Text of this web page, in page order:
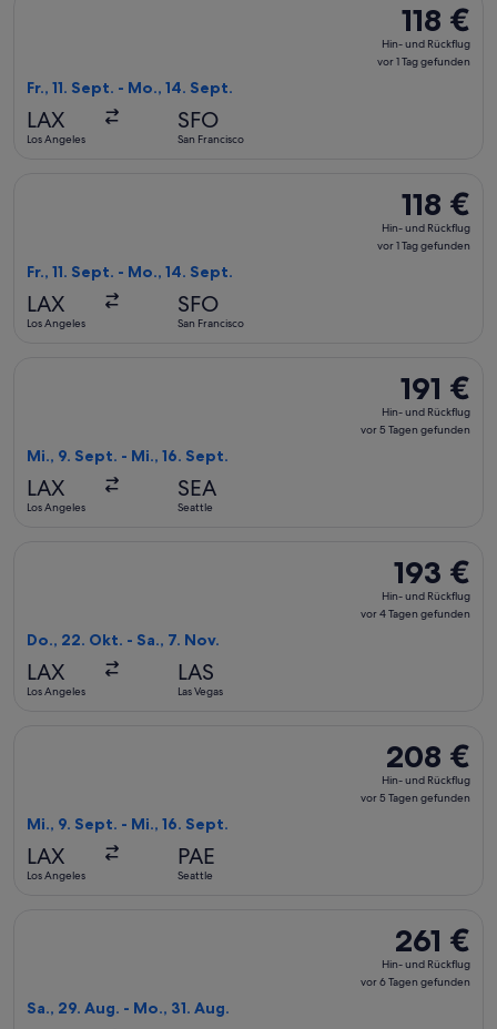
118 €
Hin-
und
118 €
Hin- und Rückflug
vor 1 Tag gefunden
Fr., 11. Sept. - Mo., 14. Sept.
LAX
Los Angeles
SFO
San Francisco
118 €
Hin-
und
118 €
Hin- und Rückflug
vor 1 Tag gefunden
Fr., 11. Sept. - Mo., 14. Sept.
LAX
Los Angeles
SFO
San Francisco
191 €
Hin-
und
191 €
Hin- und Rückflug
vor 5 Tagen gefunden
Mi., 9. Sept. - Mi., 16. Sept.
LAX
Los Angeles
SEA
Seattle
193 €
Hin-
und
193 €
Hin- und Rückflug
vor 4 Tagen gefunden
Do., 22. Okt. - Sa., 7. Nov.
LAX
Los Angeles
LAS
Las Vegas
208 €
Hin-
und
208 €
Hin- und Rückflug
vor 5 Tagen gefunden
Mi., 9. Sept. - Mi., 16. Sept.
LAX
Los Angeles
PAE
Seattle
261 €
Hin-
und
261 €
Hin- und Rückflug
vor 6 Tagen gefunden
Sa., 29. Aug. - Mo., 31. Aug.